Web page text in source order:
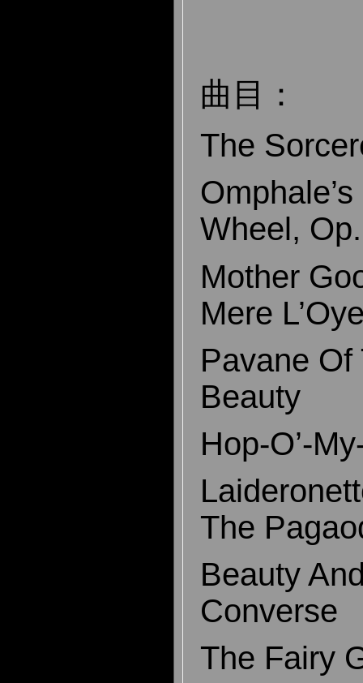
曲目：
The
Wheel,
Mother
Mere
Pavane
Beauty
Hop-O’-
The
Beauty
Converse
The Fairy